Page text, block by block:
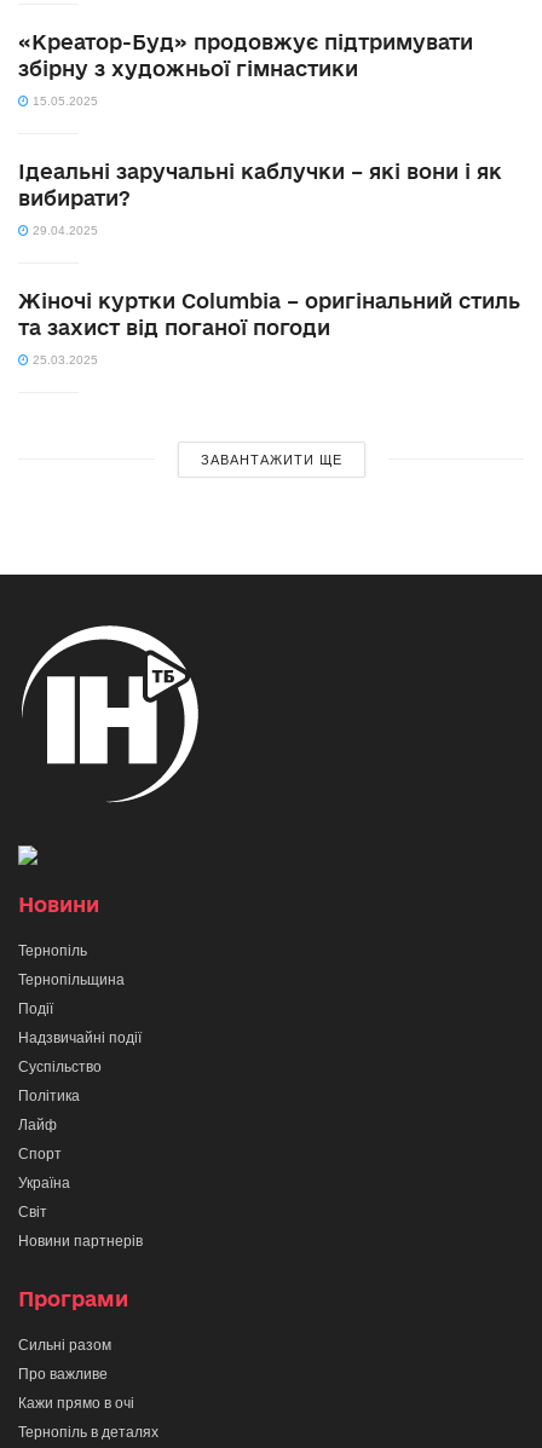
«Креатор-Буд» продовжує підтримувати
збірну з художньої гімнастики
15.05.2025
Ідеальні заручальні каблучки – які вони і як
вибирати?
29.04.2025
Жіночі куртки Columbia – оригінальний стиль
та захист від поганої погоди
25.03.2025
ЗАВАНТАЖИТИ ЩЕ
Новини
Тернопіль
Тернопільщина
Події
Надзвичайні події
Суспільство
Політика
Лайф
Спорт
Україна
Світ
Новини партнерів
Програми
Сильні разом
Про важливе
Кажи прямо в очі
Тернопіль в деталях